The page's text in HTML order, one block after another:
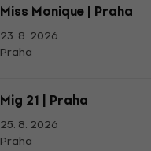
Miss Monique | Praha
23. 8. 2026
Praha
Mig 21 | Praha
25. 8. 2026
Praha